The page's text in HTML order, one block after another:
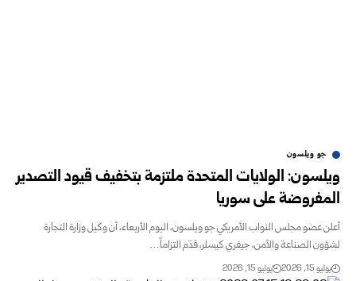
جو ويلسون
ويلسون: الولايات المتحدة ملتزمة بتخفيف قيود التصدير
المفروضة على سوريا
أعلن عضو مجلس النواب الأمريكي جو ويلسون، اليوم الأربعاء، أن وكيل وزارة التجارة
لشؤون الصناعة والأمن، جيفري كيسلر، قدّم التزاماً…
يوليو 15, 2026 يوليو 15, 2026